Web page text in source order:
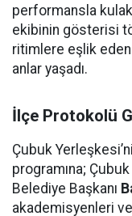
performansla
ekibinin gösterisi
ritimlere eşlik
anlar yaşadı.
İlçe Protokolü
Çubuk
programına;
Belediye Başkanı
akademisyenleri ve